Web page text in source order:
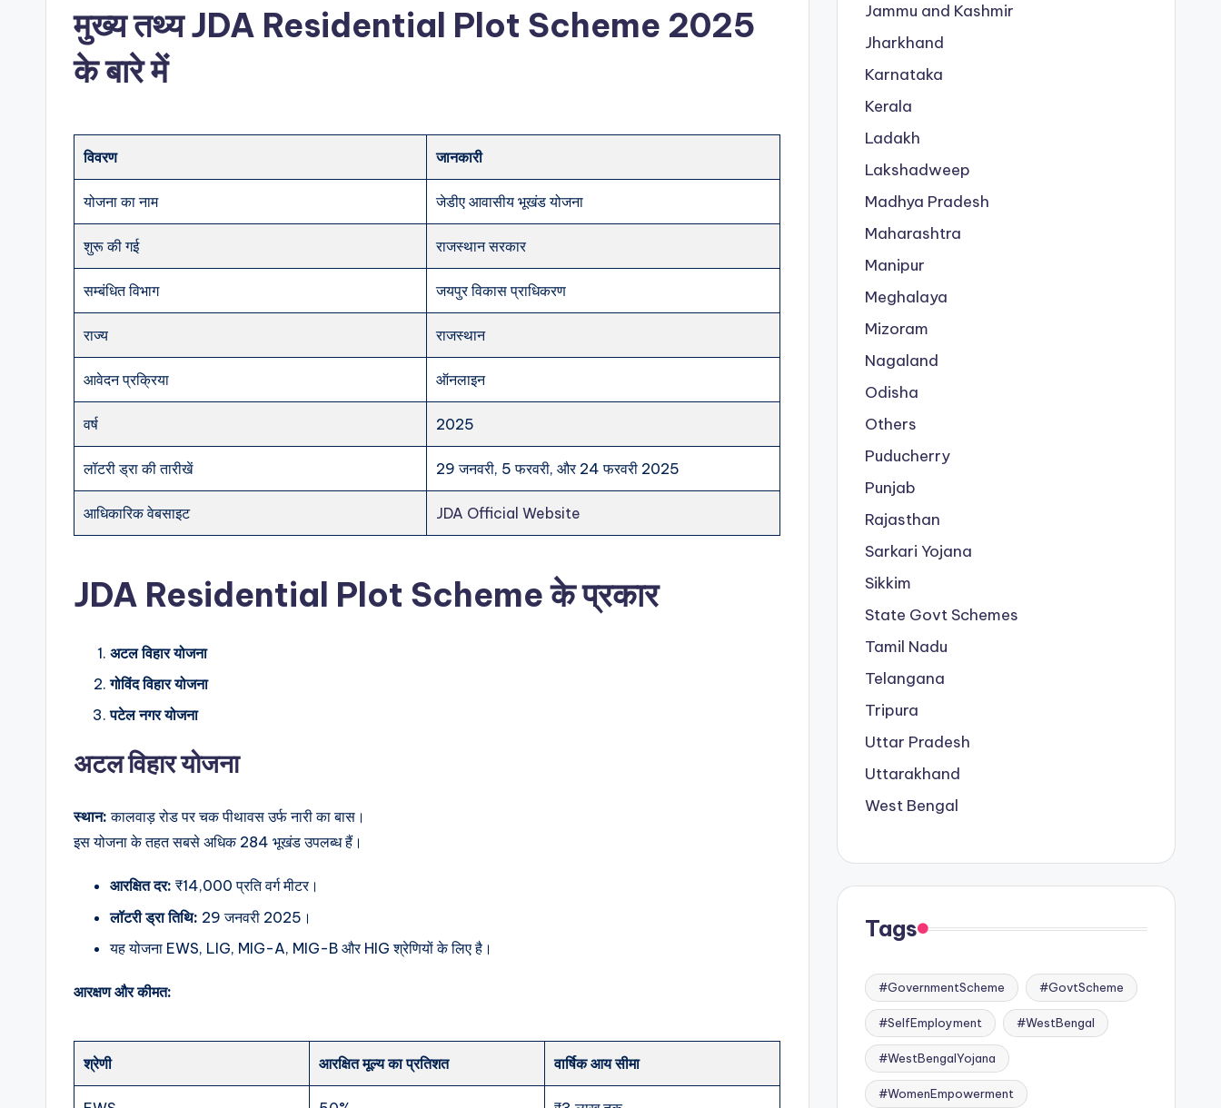
मुख्य तथ्य JDA Residential Plot Scheme 2025
के बारे में
विवरण जानकारी
योजना का नाम जेडीए आवासीय भूखंड योजना
शुरू की गई राजस्थान सरकार
सम्बंधित विभाग जयपुर विकास प्राधिकरण
राज्य राजस्थान
आवेदन प्रक्रिया ऑनलाइन
वर्ष 2025
लॉटरी ड्रा की तारीखें 29 जनवरी, 5 फरवरी, और 24 फरवरी 2025
आधिकारिक वेबसाइट JDA Official Website
JDA Residential Plot Schemeके प्रकार
अटल विहार योजना
गोविंद विहार योजना
पटेल नगर योजना
अटल विहार योजना
स्थान: कालवाड़ रोड पर चक पीथावस उर्फ नारी का बास।
इस योजना के तहत सबसे अधिक 284 भूखंड उपलब्ध हैं।
आरक्षित दर: ₹14,000 प्रति वर्ग मीटर।
लॉटरी ड्रा तिथि: 29 जनवरी 2025।
यह योजना EWS, LIG, MIG-A, MIG-B और HIG श्रेणियों के लिए है।
आरक्षण और कीमत:
श्रेणी आरक्षित मूल्य का प्रतिशत वार्षिक आय सीमा
Jammu and Kashmir
Jharkhand
Karnataka
Kerala
Ladakh
Lakshadweep
Madhya Pradesh
Maharashtra
Manipur
Meghalaya
Mizoram
Nagaland
Odisha
Others
Puducherry
Punjab
Rajasthan
Sarkari Yojana
Sikkim
State Govt Schemes
Tamil Nadu
Telangana
Tripura
Uttar Pradesh
Uttarakhand
West Bengal
Tags
#GovernmentScheme #GovtScheme
#SelfEmployment #WestBengal
#WestBengalYojana
#WomenEmpowerment